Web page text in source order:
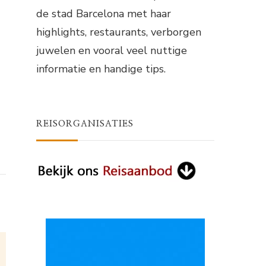
de stad Barcelona met haar
highlights, restaurants, verborgen
juwelen en vooral veel nuttige
informatie en handige tips.
REISORGANISATIES